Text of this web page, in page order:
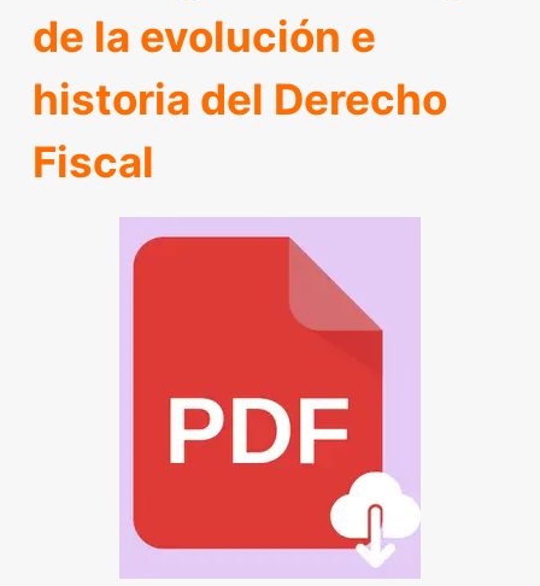
de la evolución e
historia del Derecho
Fiscal